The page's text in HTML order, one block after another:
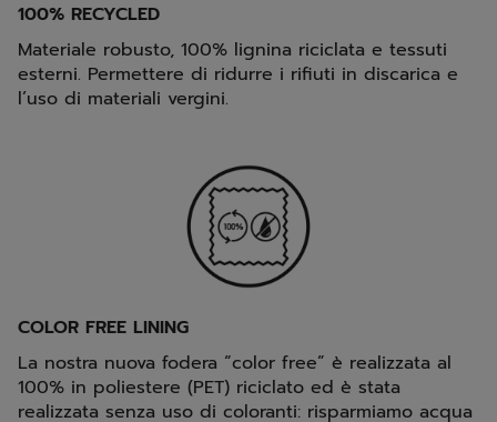
100% RECYCLED
Materiale robusto, 100% lignina riciclata e tessuti
esterni. Permettere di ridurre i rifiuti in discarica e
l’uso di materiali vergini.
COLOR FREE LINING
La nostra nuova fodera “color free” è realizzata al
100% in poliestere (PET) riciclato ed è stata
realizzata senza uso di coloranti: risparmiamo acqua